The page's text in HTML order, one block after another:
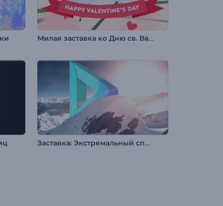
Милая заставка ко Дню св. Валентина
Заставка: Экстремальный спорт